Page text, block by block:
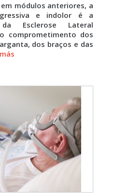
módulos anteriores, a
e indolor é a
Esclerose Lateral
comprometimento dos
dos braços e das